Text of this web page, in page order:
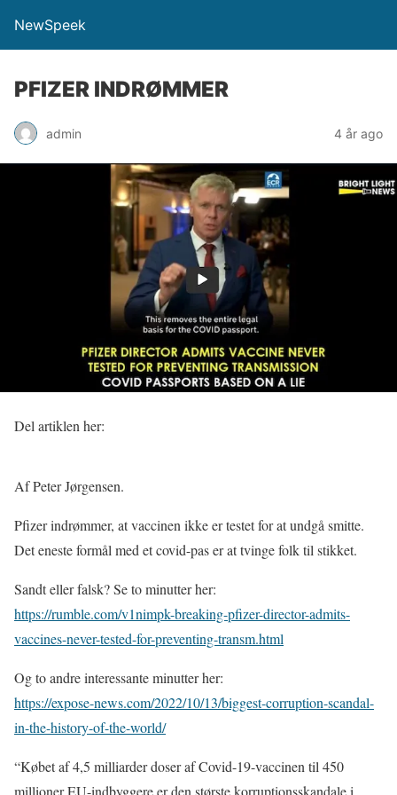
NewSpeek
PFIZER INDRØMMER
admin 4 år ago
Del artiklen her:
Af Peter Jørgensen.
Pfizer indrømmer, at vaccinen ikke er testet for at undgå smitte.
Det eneste formål med et covid-pas er at tvinge folk til stikket.
Sandt eller falsk? Se to minutter her:
https://rumble.com/v1nimpk-breaking-pfizer-director-admits-
vaccines-never-tested-for-preventing-transm.html
Og to andre interessante minutter her:
https://expose-news.com/2022/10/13/biggest-corruption-scandal-
in-the-history-of-the-world/
“Købet af 4,5 milliarder doser af Covid-19-vaccinen til 450